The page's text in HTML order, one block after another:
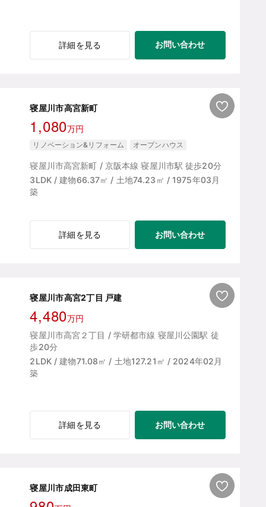
詳細を見る お問い合わせ
寝屋川市高宮新町
1,080万円
リノベーション&リフォーム オープンハウス
寝屋川市高宮新町 / 京阪本線 寝屋川市駅 徒歩20分
3LDK / 建物66.37㎡ / 土地74.23㎡ / 1975年03月
築
詳細を見る お問い合わせ
寝屋川市高宮2丁目 戸建
4,480万円
寝屋川市高宮２丁目 / 学研都市線 寝屋川公園駅 徒
歩20分
2LDK / 建物71.08㎡ / 土地127.21㎡ / 2024年02月
築
詳細を見る お問い合わせ
寝屋川市成田東町